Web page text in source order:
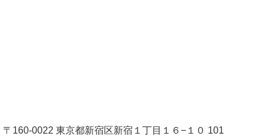
〒160-0022 東京都新宿区新宿１丁目１６−１０ 101